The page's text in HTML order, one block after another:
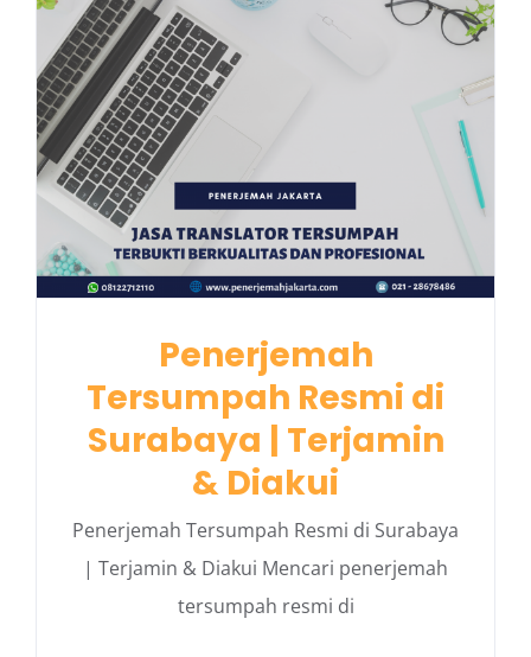
Penerjemah
Tersumpah Resmi di
Surabaya | Terjamin
& Diakui
Penerjemah Tersumpah Resmi di Surabaya
| Terjamin & Diakui Mencari penerjemah
tersumpah resmi di